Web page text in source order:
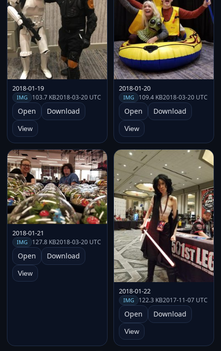
2018-01-19
IMG 103.7 KB2018-03-20 UTC
Open Download
View
2018-01-20
IMG 109.4 KB2018-03-20 UTC
Open Download
View
2018-01-21
IMG 127.8 KB2018-03-20 UTC
Open Download
View
2018-01-22
IMG 122.3 KB2017-11-07 UTC
Open Download
View